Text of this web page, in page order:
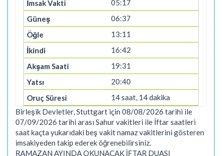
05:17
06:37
13:11
16:42
19:31
20:40
14 saat, 14 dakika
Birleşik Devletler, Stuttgart için 08/08/2026 tarihi ile
07/09/2026 tarihi arası Sahur vakitleri ile İftar saatleri
saat kaçta yukarıdaki beş vakit namaz vakitlerini gösteren
imsakiyeden takip ederek öğrenebilirsiniz.
RAMAZAN AYINDA OKUNACAK İFTAR DUASI